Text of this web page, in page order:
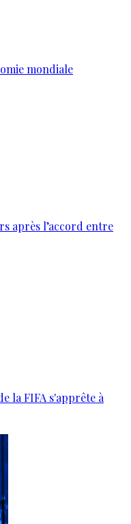
mondiale
après l’accord entre
la FIFA s'apprête à